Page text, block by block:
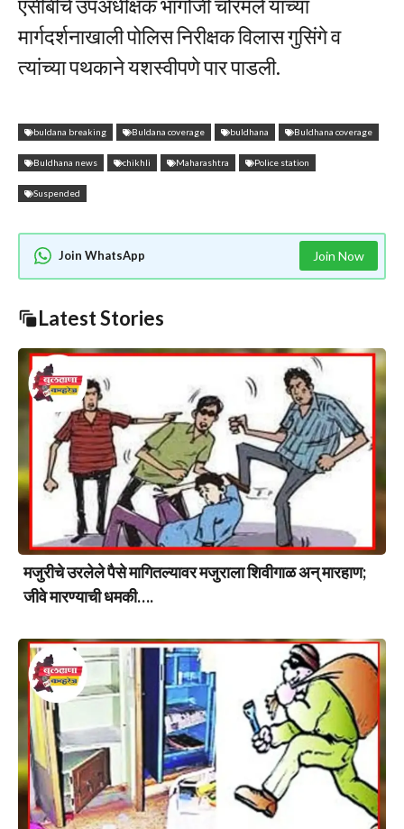
एसीबीचे उपअधीक्षक भागोजी चोरमले यांच्या
मार्गदर्शनाखाली पोलिस निरीक्षक विलास गुसिंगे व
त्यांच्या पथकाने यशस्वीपणे पार पाडली.
buldana breaking Buldana coverage buldhana Buldhana coverage
Buldhana news chikhli Maharashtra Police station
Suspended
Join WhatsApp Join Now
Latest Stories
मजुरीचे उरलेले पैसे मागितल्यावर मजुराला शिवीगाळ अन् मारहाण;
जीवे मारण्याची धमकी….